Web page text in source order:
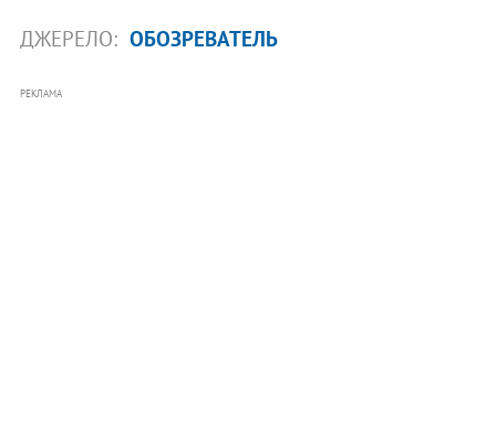
ДЖЕРЕЛО: ОБОЗРЕВАТЕЛЬ
РЕКЛАМА